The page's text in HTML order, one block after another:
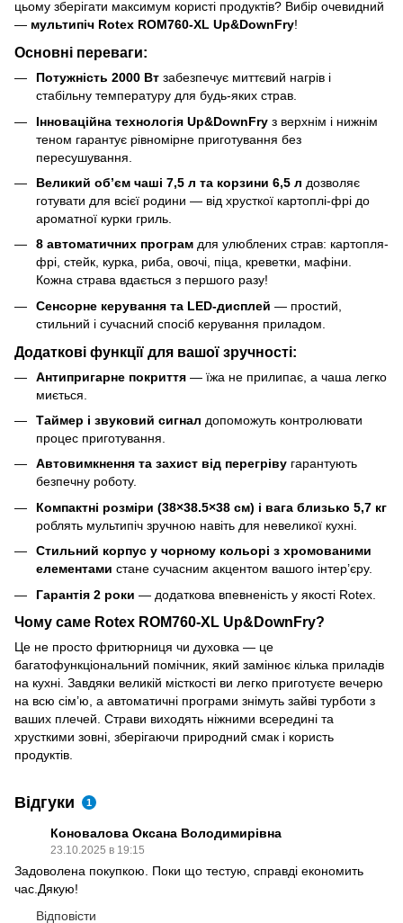
цьому зберігати максимум користі продуктів? Вибір очевидний
— мультипіч Rotex ROM760-XL Up&DownFry!
Основні переваги:
Потужність 2000 Вт забезпечує миттєвий нагрів і
стабільну температуру для будь-яких страв.
Інноваційна технологія Up&DownFry з верхнім і нижнім
теном гарантує рівномірне приготування без
пересушування.
Великий об’єм чаші 7,5 л та корзини 6,5 л дозволяє
готувати для всієї родини — від хрусткої картоплі-фрі до
ароматної курки гриль.
8 автоматичних програм для улюблених страв: картопля-
фрі, стейк, курка, риба, овочі, піца, креветки, мафіни.
Кожна страва вдається з першого разу!
Сенсорне керування та LED-дисплей — простий,
стильний і сучасний спосіб керування приладом.
Додаткові функції для вашої зручності:
Антипригарне покриття — їжа не прилипає, а чаша легко
миється.
Таймер і звуковий сигнал допоможуть контролювати
процес приготування.
Автовимкнення та захист від перегріву гарантують
безпечну роботу.
Компактні розміри (38×38.5×38 см) і вага близько 5,7 кг
роблять мультипіч зручною навіть для невеликої кухні.
Стильний корпус у чорному кольорі з хромованими
елементами стане сучасним акцентом вашого інтер’єру.
Гарантія 2 роки — додаткова впевненість у якості Rotex.
Чому саме Rotex ROM760-XL Up&DownFry?
Це не просто фритюрниця чи духовка — це
багатофункціональний помічник, який замінює кілька приладів
на кухні. Завдяки великій місткості ви легко приготуєте вечерю
на всю сім’ю, а автоматичні програми знімуть зайві турботи з
ваших плечей. Страви виходять ніжними всередині та
хрусткими зовні, зберігаючи природний смак і користь
продуктів.
Відгуки 1
Коновалова Оксана Володимирівна
23.10.2025 в 19:15
Задоволена покупкою. Поки що тестую, справді економить
час.Дякую!
Відповісти